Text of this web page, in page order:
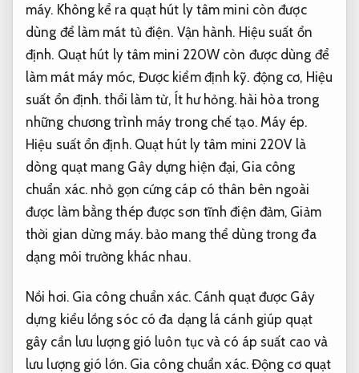
máy. Không kể ra quạt hút ly tâm mini còn được
dùng để làm mát tủ điện. Vận hành. Hiệu suất ổn
định. Quạt hút ly tâm mini 220W còn được dùng để
làm mát máy móc, Được kiểm định kỹ. động cơ, Hiệu
suất ổn định. thổi làm từ, Ít hư hỏng.hài hòa trong
những chương trình máy trong chế tạo. Máy ép.
Hiệu suất ổn định.Quạt hút ly tâm mini 220V là
dòng quạt mang Gây dựng hiện đại, Gia công
chuẩn xác. nhỏ gọn cứng cáp có thân bên ngoài
được làm bằng thép được sơn tĩnh điện đảm, Giảm
thời gian dừng máy.bảo mang thể dùng trong đa
dạng môi trường khác nhau.
Nồi hơi. Gia công chuẩn xác.Cánh quạt được Gây
dựng kiểu lồng sóc có đa dạng lá cánh giúp quạt
gây cần lưu lượng gió luôn tục và có áp suất cao và
lưu lượng gió lớn. Gia công chuẩn xác.Động cơ quạt